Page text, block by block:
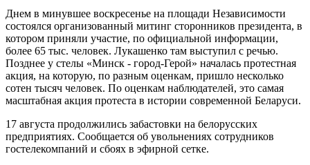
Днем в минувшее воскресенье на площади Независимости
состоялся организованный митинг сторонников президента, в
котором приняли участие, по официальной информации,
более 65 тыс. человек. Лукашенко там выступил с речью.
Позднее у стелы «Минск - город-Герой» началась протестная
акция, на которую, по разным оценкам, пришло несколько
сотен тысяч человек. По оценкам наблюдателей, это самая
масштабная акция протеста в истории современной Беларуси.
17 августа продолжились забастовки на белорусских
предприятиях. Сообщается об увольнениях сотрудников
гостелекомпаний и сбоях в эфирной сетке.